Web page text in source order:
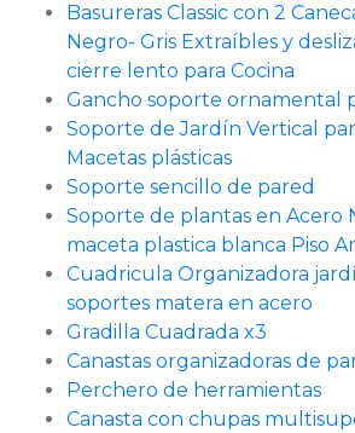
Basureras Classic con 2
Negro- Gris Extraíbles y
cierre lento para Cocina
Gancho soporte ornamental
Soporte de Jardín Vertical
Macetas plásticas
Soporte sencillo de pared
Soporte de plantas en Acero
maceta plastica blanca Piso
Cuadricula Organizadora
soportes matera en acero
Gradilla Cuadrada x3
Canastas organizadoras de
Perchero de herramientas
Canasta con chupas